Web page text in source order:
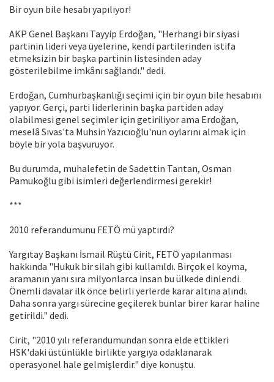
Bir oyun bile hesabı yapılıyor!
AKP Genel Başkanı Tayyip Erdoğan, "Herhangi bir siyasi
partinin lideri veya üyelerine, kendi partilerinden istifa
etmeksizin bir başka partinin listesinden aday
gösterilebilme imkânı sağlandı." dedi.
Erdoğan, Cumhurbaşkanlığı seçimi için bir oyun bile hesabını
yapıyor. Gerçi, parti liderlerinin başka partiden aday
olabilmesi genel seçimler için getiriliyor ama Erdoğan,
meselâ Sıvas'ta Muhsin Yazıcıoğlu'nun oylarını almak için
böyle bir yola başvuruyor.
Bu durumda, muhalefetin de Sadettin Tantan, Osman
Pamukoğlu gibi isimleri değerlendirmesi gerekir!
***
2010 referandumunu FETÖ mü yaptırdı?
Yargıtay Başkanı İsmail Rüştü Cirit, FETÖ yapılanması
hakkında "Hukuk bir silah gibi kullanıldı. Birçok el koyma,
aramanın yanı sıra milyonlarca insan bu ülkede dinlendi.
Önemli davalar ilk önce belirli yerlerde karar altına alındı.
Daha sonra yargı sürecine geçilerek bunlar birer karar haline
getirildi." dedi.
Cirit, "2010 yılı referandumundan sonra elde ettikleri
HSK'daki üstünlükle birlikte yargıya odaklanarak
operasyonel hale gelmişlerdir." diye konuştu.